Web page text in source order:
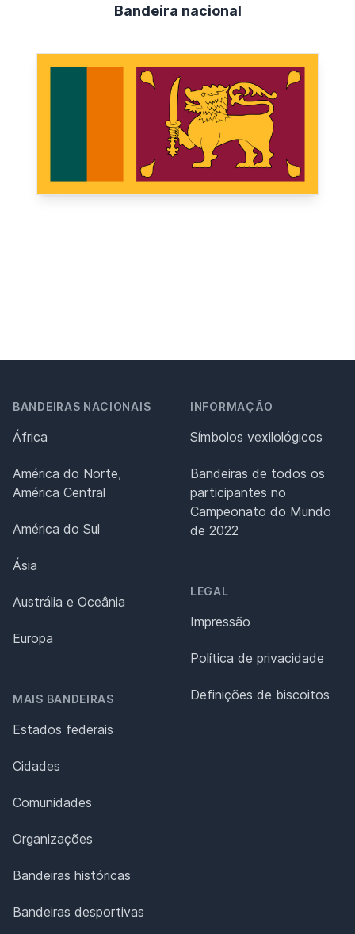
Bandeira nacional
BANDEIRAS NACIONAIS
África
América do Norte,
América Central
América do Sul
Ásia
Austrália e Oceânia
Europa
MAIS BANDEIRAS
Estados federais
Cidades
Comunidades
Organizações
Bandeiras históricas
Bandeiras desportivas
INFORMAÇÃO
Símbolos vexilológicos
Bandeiras de todos os
participantes no
Campeonato do Mundo
de 2022
LEGAL
Impressão
Política de privacidade
Definições de biscoitos